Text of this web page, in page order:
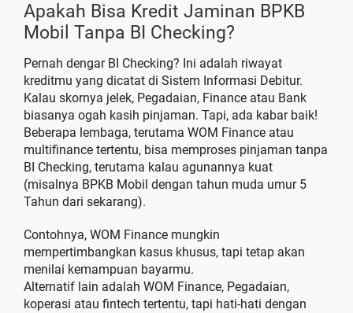
Apakah Bisa Kredit Jaminan BPKB
Mobil Tanpa BI Checking?
Pernah dengar BI Checking? Ini adalah riwayat
kreditmu yang dicatat di Sistem Informasi Debitur.
Kalau skornya jelek, Pegadaian, Finance atau Bank
biasanya ogah kasih pinjaman. Tapi, ada kabar baik!
Beberapa lembaga, terutama WOM Finance atau
multifinance tertentu, bisa memproses pinjaman tanpa
BI Checking, terutama kalau agunannya kuat
(misalnya BPKB Mobil dengan tahun muda umur 5
Tahun dari sekarang).
Contohnya, WOM Finance mungkin
mempertimbangkan kasus khusus, tapi tetap akan
menilai kemampuan bayarmu.
Alternatif lain adalah WOM Finance, Pegadaian,
koperasi atau fintech tertentu, tapi hati-hati dengan